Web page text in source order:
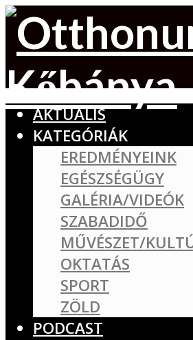
AKTUÁLIS
KATEGÓRIÁK
EREDMÉNYEINK
EGÉSZSÉGÜGY
GALÉRIA/VIDEÓK
SZABADIDŐ
MŰVÉSZET/
OKTATÁS
SPORT
ZÖLD
PODCAST